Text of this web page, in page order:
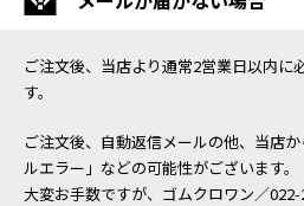
ご注文後、当店より通常2営業日以内に
す。
ご注文後、自動返信メールの他、当店
ルエラー」などの可能性がございます。
大変お手数ですが、ゴムクロワン／